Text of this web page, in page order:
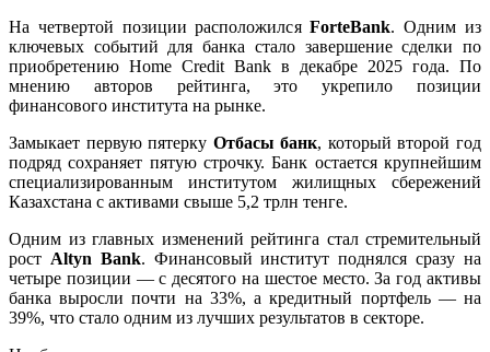
На четвертой позиции расположилсяForteBank. Одним из
ключевых событий для банка стало завершение сделки по
приобретению Home Credit Bank в декабре 2025 года. По
мнению авторов рейтинга, это укрепило позиции
финансового института на рынке.
Замыкает первую пятерку Отбасы банк, который второй год
подряд сохраняет пятую строчку. Банк остается крупнейшим
специализированным институтом жилищных сбережений
Казахстана с активами свыше 5,2 трлн тенге.
Одним из главных изменений рейтинга стал стремительный
рост Altyn Bank. Финансовый институт поднялся сразу на
четыре позиции — с десятого на шестое место. За год активы
банка выросли почти на 33%, а кредитный портфель — на
39%, что стало одним из лучших результатов в секторе.